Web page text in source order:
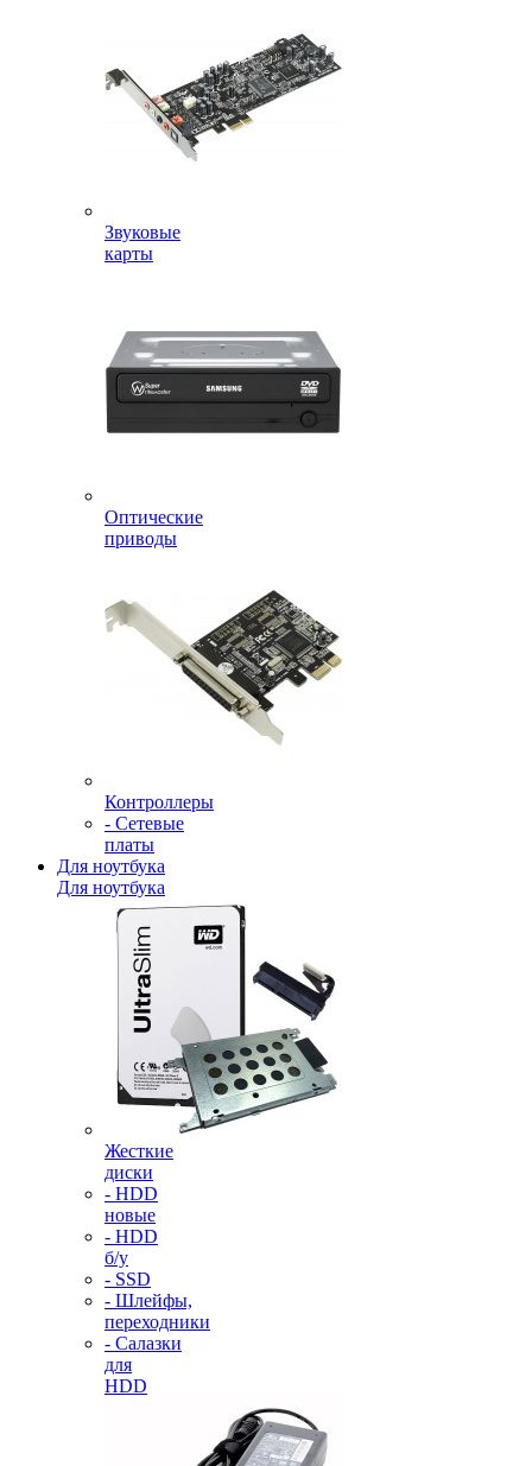
Звуковые
карты
Оптические
приводы
Контроллеры
- Сетевые
платы
Для ноутбука
Для ноутбука
Жесткие
диски
- HDD
новые
- HDD
б/у
- SSD
- Шлейфы,
переходники
- Салазки
для
HDD